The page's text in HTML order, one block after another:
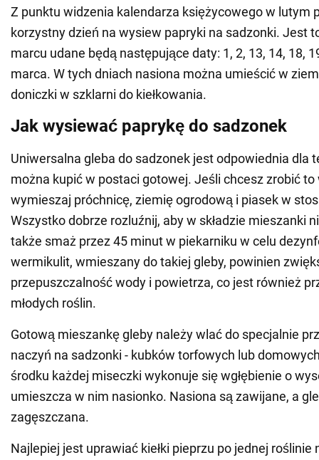
Z punktu widzenia kalendarza księżycowego w lutym
korzystny dzień na wysiew papryki na sadzonki. Jest
marcu udane będą następujące daty: 1, 2, 13, 14, 18,
marca. W tych dniach nasiona można umieścić w
doniczki w szklarni do kiełkowania.
Jak wysiewać paprykę do sadzonek
Uniwersalna gleba do sadzonek jest odpowiednia dla
można kupić w postaci gotowej. Jeśli chcesz zrobić to
wymieszaj próchnicę, ziemię ogrodową i piasek w
Wszystko dobrze rozluźnij, aby w składzie mieszanki
także smaż przez 45 minut w piekarniku w celu
wermikulit, wmieszany do takiej gleby, powinien
przepuszczalność wody i powietrza, co jest również
młodych roślin.
Gotową mieszankę gleby należy wlać do specjalnie
naczyń na sadzonki - kubków torfowych lub
środku każdej miseczki wykonuje się wgłębienie o
umieszcza w nim nasionko. Nasiona są zawijane, a
zagęszczana.
Najlepiej jest uprawiać kiełki pieprzu po jednej roślinie